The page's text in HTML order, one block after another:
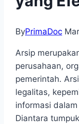
ByPrimaDoc
Arsip
perusahaan,
pemerintah.
legalitas,
informasi
Diantara